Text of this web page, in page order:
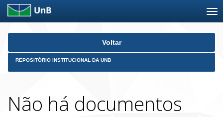
Skip
Voltar
REPOSITÓRIO INSTITUCIONAL DA UNB
Não há documentos